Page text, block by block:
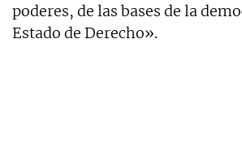
poderes, de las bases de la
Estado de Derecho».